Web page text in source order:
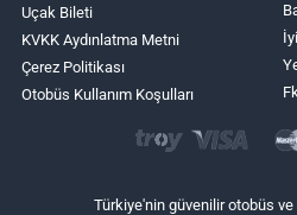
Uçak Bileti
KVKK Aydınlatma Metni
Çerez Politikası
Otobüs Kullanım Koşulları
Türkiye'nin güvenilir otobüs